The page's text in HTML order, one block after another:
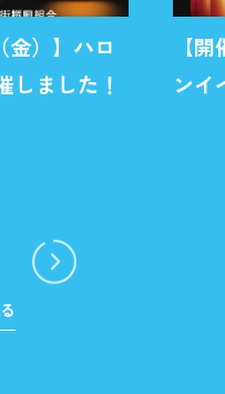
金）】ハロ
しました！
【
ンイ